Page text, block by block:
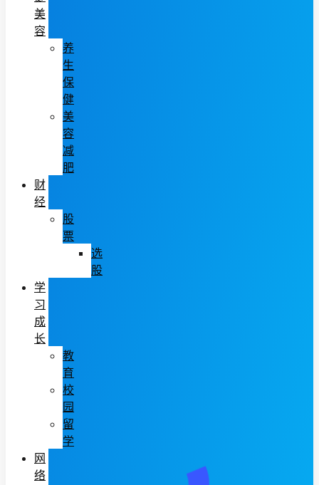
美
容
养
生
保
健
美
容
减
肥
财
经
股
票
选
股
学
习
成
长
教
育
校
园
留
学
网
络